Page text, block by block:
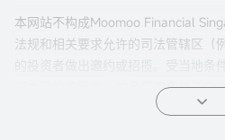
本网站不构成Moomoo Financial
法规和相关要求允许的司法管辖区（
问本网站的风险，并且您有责任遵守